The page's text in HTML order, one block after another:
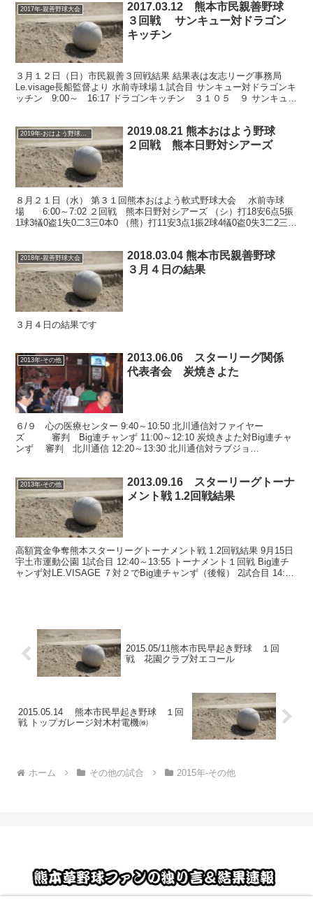
2017年-親善野球大会
2017.03.12 熊本市民親善野球
３回戦 サンキュー対ドラゴン
キッチン
３月１２日（日）市民親善３回戦結果 結果表は友志リーグ事務局
Le.visage長船監督より 水前寺球場１試合目 サンキュー対ドラゴンキ
ッチン 9:00～ 16:17 ドラゴンキッチン ３１０５ ９ サンキュ
2019年-おはよう野球大会
2019.08.21 熊本おはよう野球
２回戦 熊本日野対シアーズ
８月２１日（水） 第３１回熊本おはよう軟式野球大会 水前寺球
場 6:00～7:02 ２回戦 熊本日野対シアーズ （シ）打18安6点5振
1球3犠0盗1失0二3三0本0 （熊）打11安3点1振2球4犠0盗0失3二2三0
2018年-親善野球大会
2018.03.04 熊本市民親善野球
３月４日の結果
３月４日の結果です
2013年-その他
2013.06.06 スターリーグ関係
代表者会 炭焼きよた
６/９ 心の医療センター 9:40～10:50 北川通信対ファイヤー
ズ 審判 Big連チャンず 11:00～12:10 炭焼きよた対Big連チャ
ンず 審判 北川通信 12:20～13:30 北川通信対ラブジョ
2013年-その他
2013.09.16 スターリーグトーナ
メント戦 1.2回戦結果
高額賞金争奪熊本スターリーグトーナメント戦 1.2回戦結果 9月15日
宇土市運動公園 1試合目 12:40～13:55 トーナメント１回戦 Big連チ
ャンず対LE.VISAGE ７対２でBig連チャンず（後報） 2試合目 14:10
2015.05/11熊本市民早起き野球 １回
戦 花園クラブ対エコール
2015.05.14 熊本市民早起き野球 １回
戦 トップガレージ対木村電機㈱
ホーム その他の試合 2015年-その他